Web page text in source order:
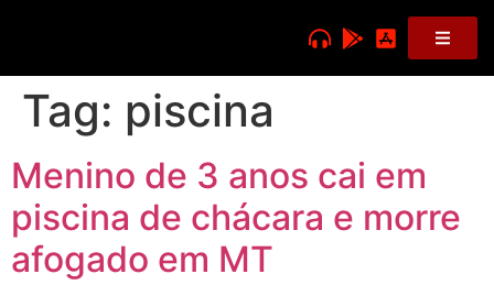
Tag: piscina
Menino de 3 anos cai em
piscina de chácara e morre
afogado em MT